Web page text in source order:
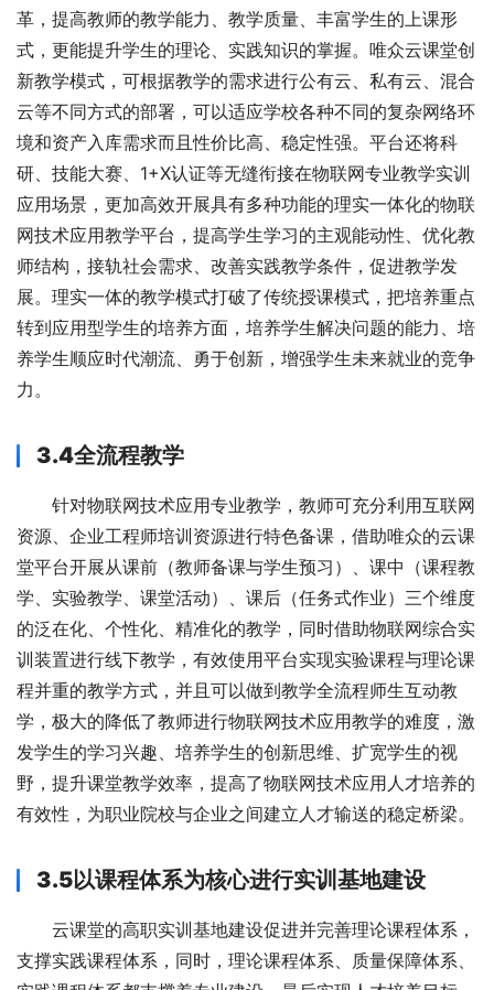
革，提高教师的教学能力、教学质量、丰富学生的上课形
式，更能提升学生的理论、实践知识的掌握。唯众云课堂创
新教学模式，可根据教学的需求进行公有云、私有云、混合
云等不同方式的部署，可以适应学校各种不同的复杂网络环
境和资产入库需求而且性价比高、稳定性强。平台还将科
研、技能大赛、1+X认证等无缝衔接在物联网专业教学实训
应用场景，更加高效开展具有多种功能的理实一体化的物联
网技术应用教学平台，提高学生学习的主观能动性、优化教
师结构，接轨社会需求、改善实践教学条件，促进教学发
展。理实一体的教学模式打破了传统授课模式，把培养重点
转到应用型学生的培养方面，培养学生解决问题的能力、培
养学生顺应时代潮流、勇于创新，增强学生未来就业的竞争
力。
3.4全流程教学
针对物联网技术应用专业教学，教师可充分利用互联网
资源、企业工程师培训资源进行特色备课，借助唯众的云课
堂平台开展从课前（教师备课与学生预习）、课中（课程教
学、实验教学、课堂活动）、课后（任务式作业）三个维度
的泛在化、个性化、精准化的教学，同时借助物联网综合实
训装置进行线下教学，有效使用平台实现实验课程与理论课
程并重的教学方式，并且可以做到教学全流程师生互动教
学，极大的降低了教师进行物联网技术应用教学的难度，激
发学生的学习兴趣、培养学生的创新思维、扩宽学生的视
野，提升课堂教学效率，提高了物联网技术应用人才培养的
有效性，为职业院校与企业之间建立人才输送的稳定桥梁。
3.5以课程体系为核心进行实训基地建设
云课堂的高职实训基地建设促进并完善理论课程体系，
支撑实践课程体系，同时，理论课程体系、质量保障体系、